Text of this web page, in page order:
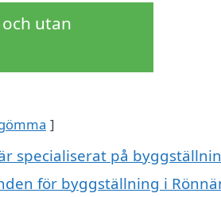
utan
specialiserat på
för byggställning i